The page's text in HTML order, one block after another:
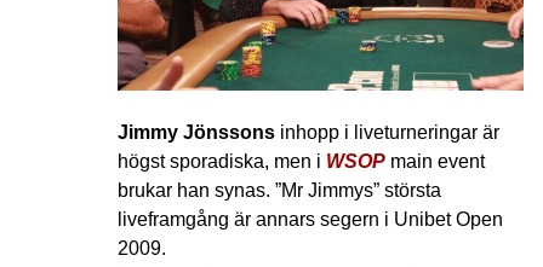
Jimmy Jönssonsinhopp i liveturneringar är
högst sporadiska, men i WSOPmain event
brukar han synas. ”Mr Jimmys” största
liveframgång är annars segern i Unibet Open
2009.